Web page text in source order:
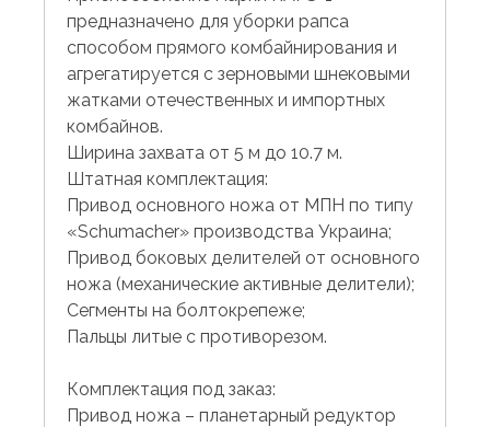
предназначено для уборки рапса
способом прямого комбайнирования и
агрегатируется с зерновыми шнековыми
жатками отечественных и импортных
комбайнов.
Ширина захвата от 5 м до 10.7 м.
Штатная комплектация:
Привод основного ножа от МПН по типу
«Schumacher» производства Украина;
Привод боковых делителей от основного
ножа (механические активные делители);
Сегменты на болтокрепеже;
Пальцы литые с противорезом.
Комплектация под заказ:
Привод ножа – планетарный редуктор